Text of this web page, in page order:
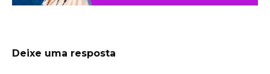
Deixe uma resposta